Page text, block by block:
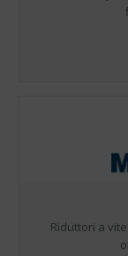
Riduttori a